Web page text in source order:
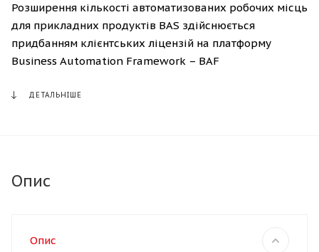
Розширення кількості автоматизованих робочих місць
для прикладних продуктів BAS здійснюється
придбанням клієнтських ліцензій на платформу
Business Automation Framework – BAF
ДЕТАЛЬНІШЕ
Опис
Опис